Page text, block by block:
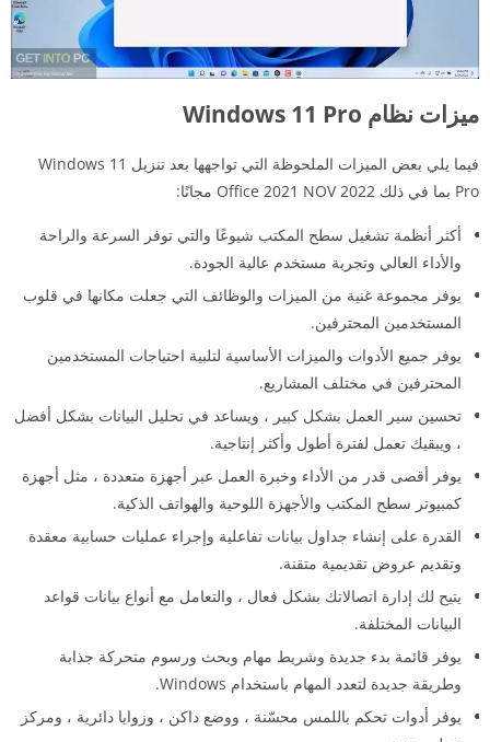
ميزات نظام Windows 11 Pro
فيما يلي بعض الميزات الملحوظة التي تواجهها بعد تنزيل Windows 11
Pro بما في ذلك Office 2021 NOV 2022 مجانًا:
أكثر أنظمة تشغيل سطح المكتب شيوعًا والتي توفر السرعة والراحة
والأداء العالي وتجربة مستخدم عالية الجودة.
يوفر مجموعة غنية من الميزات والوظائف التي جعلت مكانها في قلوب
المستخدمين المحترفين.
يوفر جميع الأدوات والميزات الأساسية لتلبية احتياجات المستخدمين
المحترفين في مختلف المشاريع.
تحسين سير العمل بشكل كبير ، ويساعد في تحليل البيانات بشكل أفضل
، ويبقيك تعمل لفترة أطول وأكثر إنتاجية.
يوفر أقصى قدر من الأداء وخبرة العمل عبر أجهزة متعددة ، مثل أجهزة
كمبيوتر سطح المكتب والأجهزة اللوحية والهواتف الذكية.
القدرة على إنشاء جداول بيانات تفاعلية وإجراء عمليات حسابية معقدة
وتقديم عروض تقديمية متقنة.
يتيح لك إدارة اتصالاتك بشكل فعال ، والتعامل مع أنواع بيانات قواعد
البيانات المختلفة.
يوفر قائمة بدء جديدة وشريط مهام وبحث ورسوم متحركة جذابة
وطريقة جديدة لتعدد المهام باستخدام Windows.
يوفر أدوات تحكم باللمس محسّنة ، ووضع داكن ، وزوايا دائرية ، ومركز